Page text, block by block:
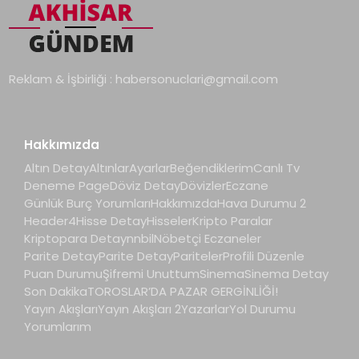
Reklam & İşbirliği : habersonuclari@gmail.com
Hakkımızda
Altın DetayAltınlarAyarlarBeğendiklerimCanlı Tv
Deneme PageDöviz DetayDövizlerEczane
Günlük Burç YorumlarıHakkımızdaHava Durumu 2
Header4Hisse DetayHisselerKripto Paralar
Kriptopara DetaynnbilNöbetçi Eczaneler
Parite DetayParite DetayParitelerProfili Düzenle
Puan DurumuŞifremi UnuttumSinemaSinema Detay
Son DakikaTOROSLAR’DA PAZAR GERGİNLİĞİ!
Yayın AkışlarıYayın Akışları 2YazarlarYol Durumu
Yorumlarım